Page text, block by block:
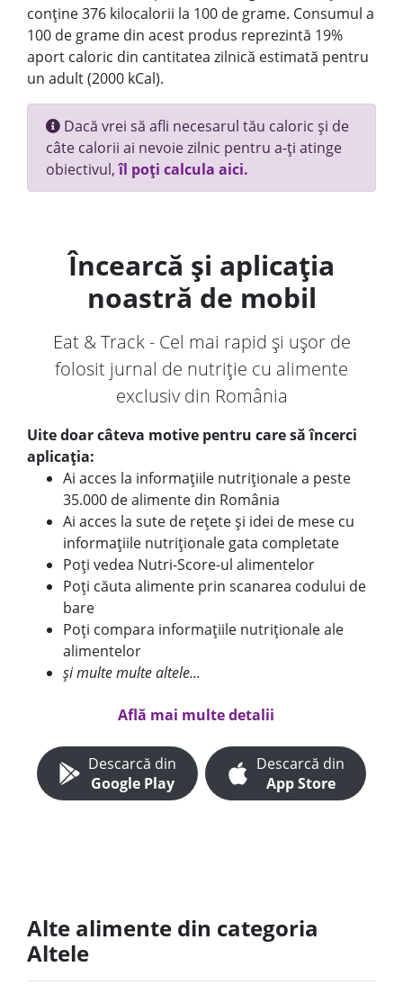
conține 376 kilocalorii la 100 de grame. Consumul a
100 de grame din acest produs reprezintă 19%
aport caloric din cantitatea zilnică estimată pentru
un adult (2000 kCal).
Dacă vrei să afli necesarul tău caloric și de
câte calorii ai nevoie zilnic pentru a-ți atinge
obiectivul,îl poți calcula aici.
Încearcă și aplicația
noastră de mobil
Eat & Track - Cel mai rapid și ușor de
folosit jurnal de nutriție cu alimente
exclusiv din România
Uite doar câteva motive pentru care să încerci
aplicația:
Ai acces la informațiile nutriționale a peste
35.000 de alimente din România
Ai acces la sute de rețete și idei de mese cu
informațiile nutriționale gata completate
Poți vedea Nutri-Score-ul alimentelor
Poți căuta alimente prin scanarea codului de
bare
Poți compara informațiile nutriționale ale
alimentelor
și multe multe altele...
Află mai multe detalii
Descarcă din
Google Play
Descarcă din
App Store
Alte alimente din categoria
Altele